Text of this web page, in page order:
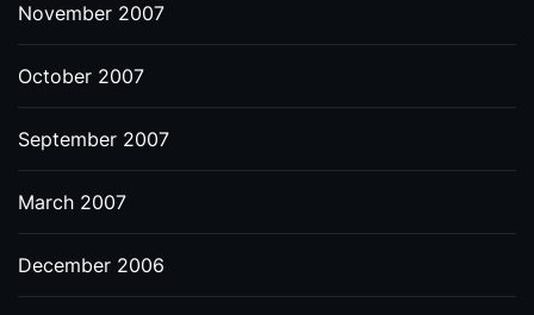
November 2007
October 2007
September 2007
March 2007
December 2006